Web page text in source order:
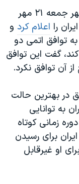
رئیس جمهوری ایالات متحده بعد از ظهر جمعه ۲۱ مهر
اعلام کرد و
به توافق اتمی دو
گفت این توافق
آن توافق نکرد.
در بهترین حالت
به توانایی
زمانی کوتاه
برای رسیدن
او غیرقابل